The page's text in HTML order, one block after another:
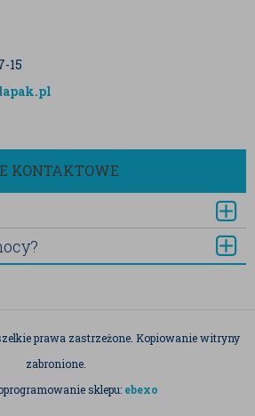
15
KONTAKTOWE
prawa zastrzeżone. Kopiowanie witryny
zabronione.
sklepu: ebexo